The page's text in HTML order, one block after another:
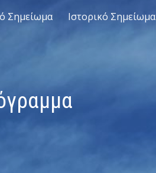
Skip to navigation
Σημείωμα Ιστορικό Σημείωμα